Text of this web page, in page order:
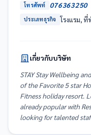
โทรศัพท์ 076363250
ประเภทธุรกิจ โรงแรม, ที่
เกี่ยวกับบริษัท
STAY Stay Wellbeing
of the Favorite 5 star
Fitness holiday resort.
already popular with
looking for talented